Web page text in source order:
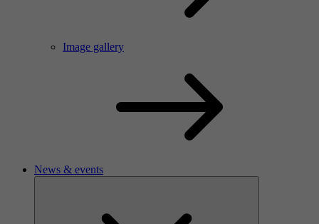
Image gallery
News & events